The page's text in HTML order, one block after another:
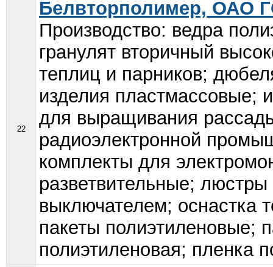
22
Белвторполимер, ОАО
Производство: ведра
гранулят вторичный
теплиц и парников;
изделия пластмассовые;
для выращивания
радиоэлектронной
комплекты для
разветвительные;
выключателем; оснастка
пакеты полиэтиленовые;
полиэтиленовая; пленка